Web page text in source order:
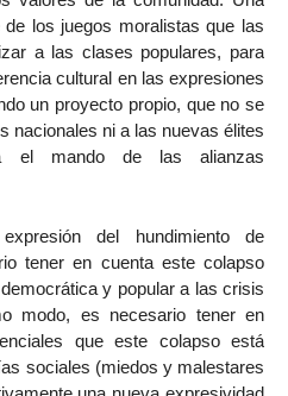
los juegos moralistas que las
a las clases populares, para
cultural en las expresiones
un proyecto propio, que no se
nacionales ni a las nuevas élites
el mando de las alianzas
del hundimiento de
tener en cuenta este colapso
y popular a las crisis
modo, es necesario tener en
que este colapso está
sociales (miedos y malestares